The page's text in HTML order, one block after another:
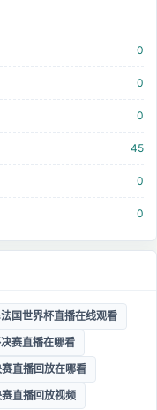
0
0
0
45
0
0
国世界杯直播在线观看
赛直播在哪看
直播回放在哪看
直播回放视频